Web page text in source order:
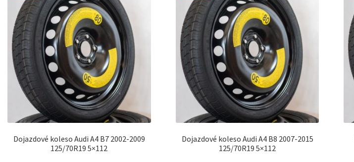
Dojazdové koleso Audi A4 B7 2002-2009
125/70R19 5×112
Dojazdové koleso Audi A4 B8 2007-2015
125/70R19 5×112